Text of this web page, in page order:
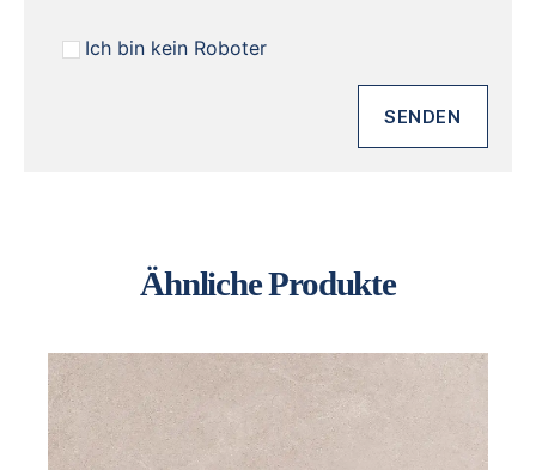
Ich bin kein Roboter
Ähnliche Produkte